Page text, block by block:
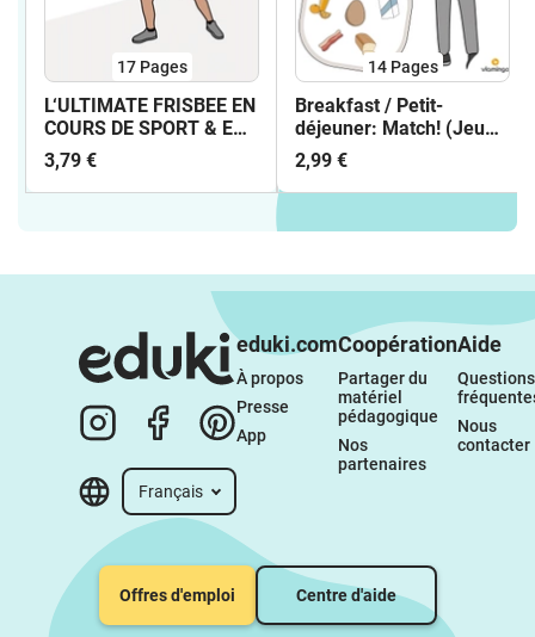
17 Pages
L‘ULTIMATE FRISBEE EN
COURS DE SPORT & EN
CLUB - CARTES
TECHNIQUES
3,79 €
14 Pages
Breakfast / Petit-
déjeuner: Match! (Jeu
pour le cours d'anglais)
2,99 €
Français
eduki.com
À propos
Presse
App
Coopération
Partager du
matériel
pédagogique
Nos
partenaires
Aide
Questions
Nous
contacter
Offres d'emploi Centre d'aide